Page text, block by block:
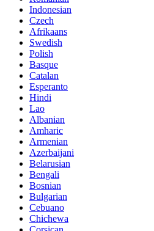
Indonesian
Czech
Afrikaans
Swedish
Polish
Basque
Catalan
Esperanto
Hindi
Lao
Albanian
Amharic
Armenian
Azerbaijani
Belarusian
Bengali
Bosnian
Bulgarian
Cebuano
Chichewa